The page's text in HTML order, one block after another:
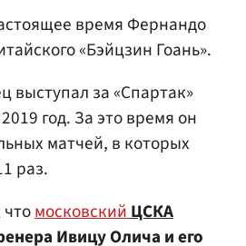
время Фернандо
«Бэйцзин Гоань».
выступал за «Спартак»
год. За это время он
матчей, в которых
раз.
московскийЦСКА
Ивицу Олича и его